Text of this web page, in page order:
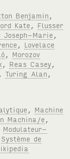
Benjamin
Kate
Flusser
Joseph-Marie
Lovelace
Morozov
Reas Casey
,Turing Alan
Machine
Machina/e
Modulateur-
Système de